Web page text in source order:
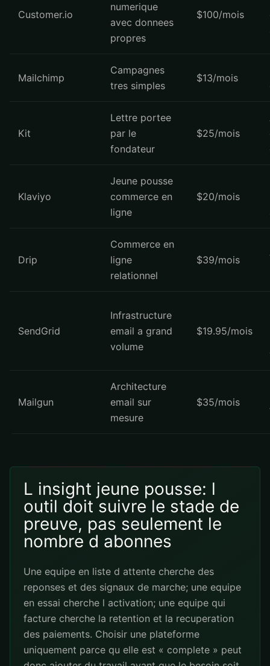
Customer.io
numerique
avec donnees
propres
$100/mois
Mailchimp
Campagnes
tres simples
$13/mois
Kit
Lettre portee
par le
fondateur
$25/mois
Klaviyo
Jeune pousse
commerce en
ligne
$20/mois
Drip
Commerce en
ligne
relationnel
$39/mois
SendGrid
Infrastructure
email a grand
volume
$19.95/mois
Mailgun
Architecture
email sur
mesure
$35/mois
L insight jeune pousse: l
outil doit suivre le stade de
preuve, pas seulement le
nombre d abonnes
Une equipe en liste d attente cherche des
reponses et des signaux de marche; une equipe
en essai cherche l activation; une equipe qui
facture cherche la retention et la recuperation
des paiements. Choisir une plateforme
uniquement parce qu elle est « complete » peut